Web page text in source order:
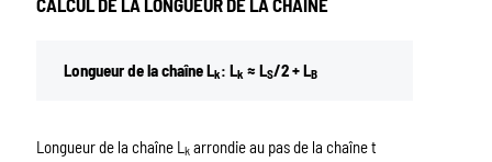
Longueur de la chaîne L k: L k ≈ L S/2 + L B
Longueur de la chaîne L karrondie au pas de la chaîne t